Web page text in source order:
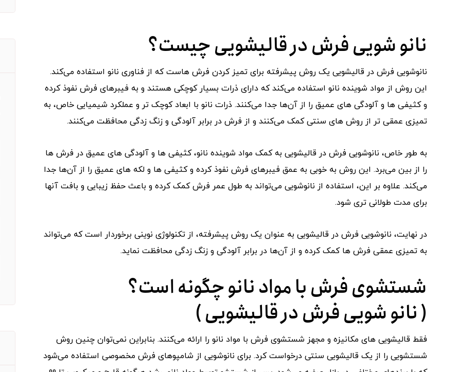
نانو شویی فرش در قالیشویی چیست؟
نانوشویی فرش در قالیشویی یک روش پیشرفته برای تمیز کردن فرش ‌هاست که از فناوری نانو استفاده می‌کند.
این روش از مواد شوینده نانو استفاده می‌کند که دارای ذرات بسیار کوچکی هستند و به فیبرهای فرش نفوذ کرده
و کثیفی ‌ها و آلودگی ‌های عمیق را از آن‌ها جدا می‌کنند. ذرات نانو با ابعاد کوچک تر و عملکرد شیمیایی خاص، به
تمیزی عمقی ‌تر از روش ‌های سنتی کمک می‌کنند و از فرش در برابر آلودگی و زنگ زدگی محافظت می‌کنند.
به طور خاص، نانوشویی فرش در قالیشویی به کمک مواد شوینده نانو، کثیفی ‌ها و آلودگی ‌های عمیق در فرش ‌ها
را از بین می‌برد. این روش به خوبی به عمق فیبرهای فرش نفوذ کرده و کثیفی ‌ها و لکه ‌های عمیق را از آن‌ها جدا
می‌کند. علاوه بر این، استفاده از نانوشویی می‌تواند به طول عمر فرش کمک کرده و باعث حفظ زیبایی و بافت آنها
برای مدت طولانی ‌تری شود.
در نهایت، نانوشویی فرش در قالیشویی به عنوان یک روش پیشرفته، از تکنولوژی نوینی برخوردار است که می‌تواند
به تمیزی عمقی فرش ‌ها کمک کرده و از آن‌ها در برابر آلودگی و زنگ زدگی محافظت نماید.
شستشوی فرش با مواد نانو چگونه است؟
( نانو شویی فرش در قالیشویی )
فقط قالیشویی ‌های مکانیزه و مجهز شستشوی فرش با مواد نانو را ارائه می‌کنند. بنابراین نمی‌توان چنین روش
شستشویی را از یک قالیشویی سنتی درخواست کرد. برای نانوشویی از شامپوهای فرش مخصوصی استفاده می‌شود